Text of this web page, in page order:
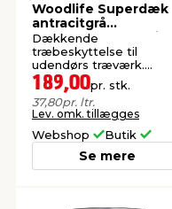
Woodlife Superdæk
antracitgrå
træbeskyttelse 5 liter
Dækkende
træbeskyttelse til
udendørs træværk.
Vandbaseret.
189,00pr. stk.
37,80pr. ltr.
Lev. omk. tillægges
Webshop Butik
Se mere